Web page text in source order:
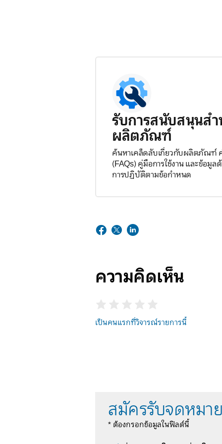
รับการสนับสนุนส
ผลิตภัณฑ์
ค้นหาเคล็ดลับเกี่ยวกับผลิตภัณฑ์
(FAQs) คู่มือการใช้งาน และข้อมู
การปฏิบัติตามข้อกำหนด
ความคิดเห็น
เป็นคนแรกที่วิจารณ์รายการนี้
สมัครรับจดหมาย
* ต้องกรอกข้อมูลในฟิลด์นี้